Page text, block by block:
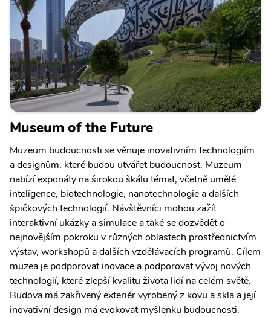
Museum of the Future
Muzeum budoucnosti se věnuje inovativním technologiím
a designům, které budou utvářet budoucnost. Muzeum
nabízí exponáty na širokou škálu témat, včetně umělé
inteligence, biotechnologie, nanotechnologie a dalších
špičkových technologií. Návštěvníci mohou zažít
interaktivní ukázky a simulace a také se dozvědět o
nejnovějším pokroku v různých oblastech prostřednictvím
výstav, workshopů a dalších vzdělávacích programů. Cílem
muzea je podporovat inovace a podporovat vývoj nových
technologií, které zlepší kvalitu života lidí na celém světě.
Budova má zakřivený exteriér vyrobený z kovu a skla a její
inovativní design má evokovat myšlenku budoucnosti.